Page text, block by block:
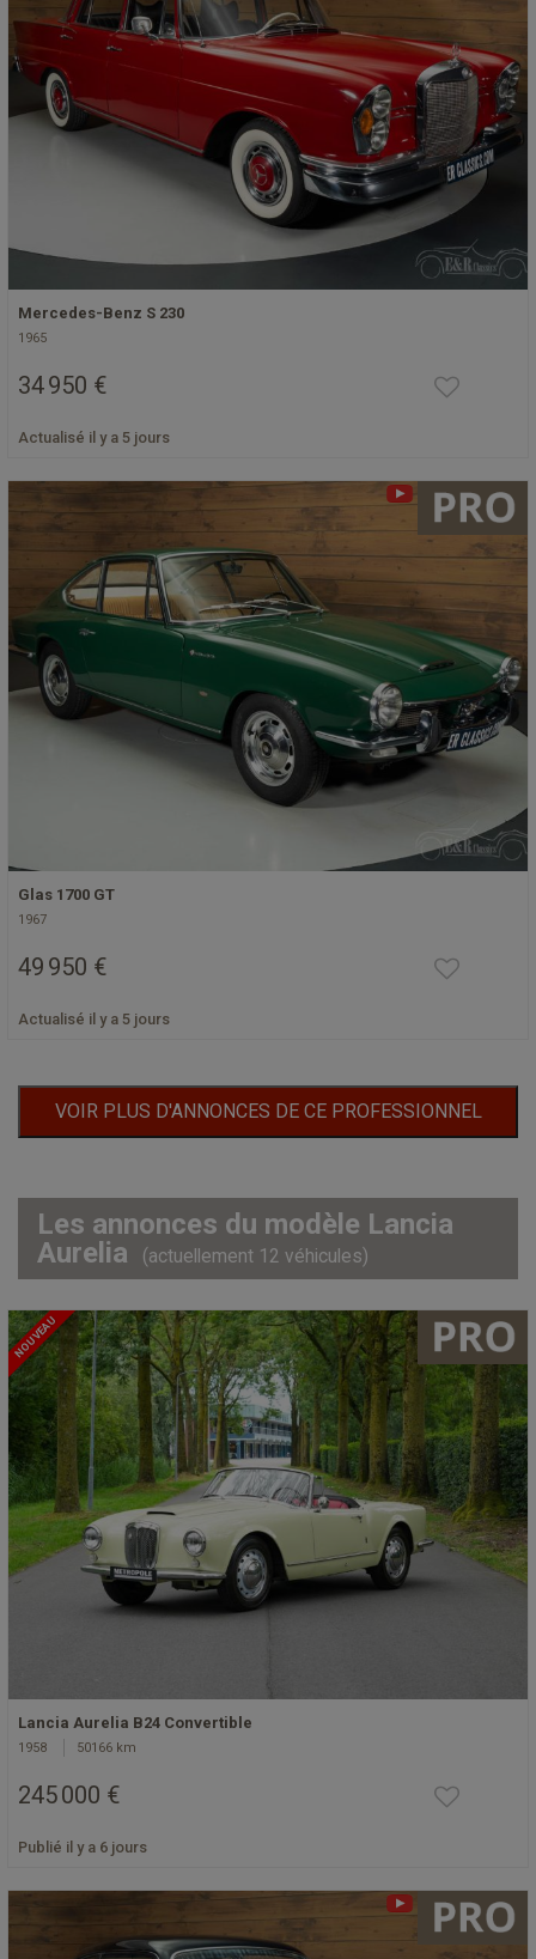
Mercedes-Benz S 230
1965
34 950 €
Actualisé il y a 5 jours
Glas 1700 GT
1967
49 950 €
Actualisé il y a 5 jours
VOIR PLUS D'ANNONCES DE CE PROFESSIONNEL
Les annonces du modèle Lancia
Aurelia
(actuellement 12 véhicules)
NOUVEAU
Lancia Aurelia B24 Convertible
1958 50166 km
245 000 €
Publié il y a 6 jours